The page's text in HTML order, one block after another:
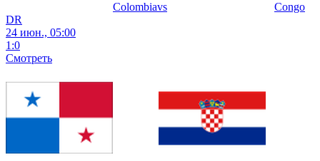
Colombiavs
Congo
DR
24 июн., 05:00
1:0
Смотреть